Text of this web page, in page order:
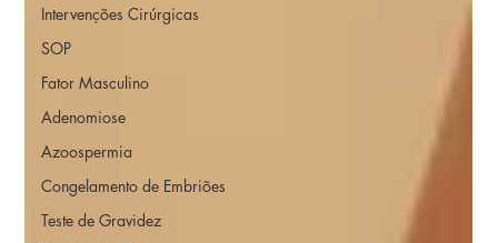
Intervenções Cirúrgicas
SOP
Fator Masculino
Adenomiose
Azoospermia
Congelamento de Embriões
Teste de Gravidez